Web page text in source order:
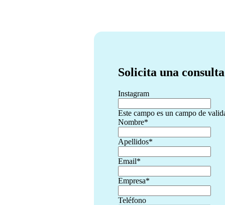
Solicita una consulta
Instagram
Este campo es un campo de
Nombre*
Apellidos*
Email*
Empresa*
Teléfono